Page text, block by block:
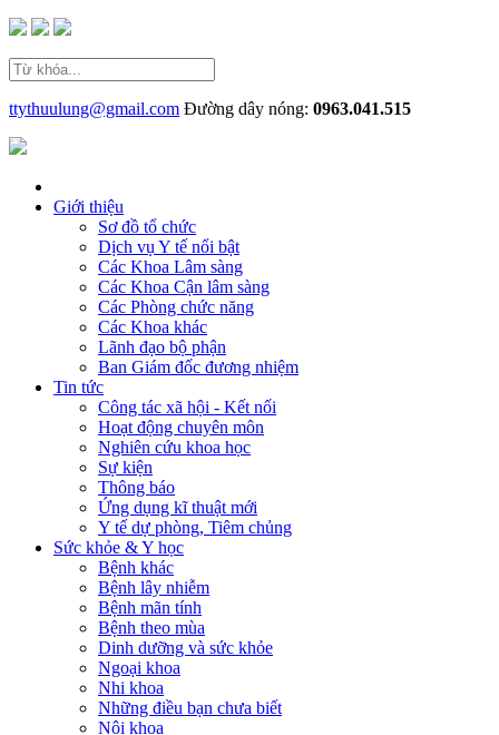
ttythuulung@gmail.com Đường dây nóng: 0963.041.515
Giới thiệu
Sơ đồ tổ chức
Dịch vụ Y tế nổi bật
Các Khoa Lâm sàng
Các Khoa Cận lâm sàng
Các Phòng chức năng
Các Khoa khác
Lãnh đạo bộ phận
Ban Giám đốc đương nhiệm
Tin tức
Công tác xã hội - Kết nối
Hoạt động chuyên môn
Nghiên cứu khoa học
Sự kiện
Thông báo
Ứng dụng kĩ thuật mới
Y tế dự phòng, Tiêm chủng
Sức khỏe & Y học
Bệnh khác
Bệnh lây nhiễm
Bệnh mãn tính
Bệnh theo mùa
Dinh dưỡng và sức khỏe
Ngoại khoa
Nhi khoa
Những điều bạn chưa biết
Nội khoa